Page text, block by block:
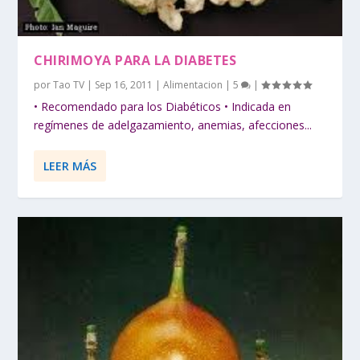
CHIRIMOYA PARA LA DIABETES
porTao TV | Sep 16, 2011 |Alimentacion |5 |
• Recomendado para los Diabéticos • Indicada en
regímenes de adelgazamiento, anemias, afecciones...
LEER MÁS